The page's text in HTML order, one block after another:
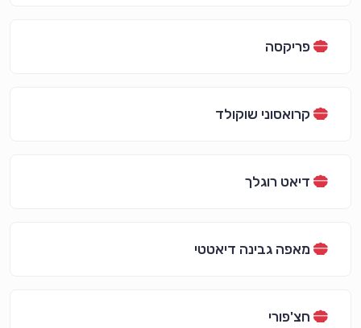
פריקסה
קרואסוני שוקולד
דיאט רוגלך
מאפה גבינה דיאטטי
חצ'פורי